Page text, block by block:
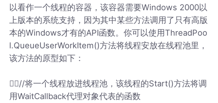
以看作一个线程的容器，该容器需要Windows 2000以
上版本的系统支持，因为其中某些方法调用了只有高版
本的Windows才有的API函数。你可以使用ThreadPoo
l.QueueUserWorkItem()方法将线程安放在线程池里，
该方法的原型如下：
//将一个线程放进线程池，该线程的Start()方法将调
用WaitCallback代理对象代表的函数